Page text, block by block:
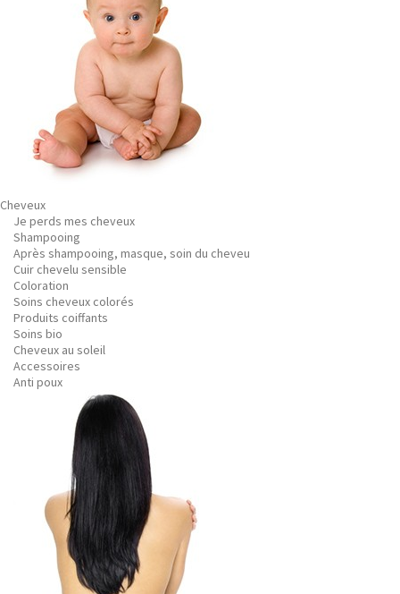
Cheveux
Je perds mes cheveux
Shampooing
Après shampooing, masque, soin du cheveu
Cuir chevelu sensible
Coloration
Soins cheveux colorés
Produits coiffants
Soins bio
Cheveux au soleil
Accessoires
Anti poux